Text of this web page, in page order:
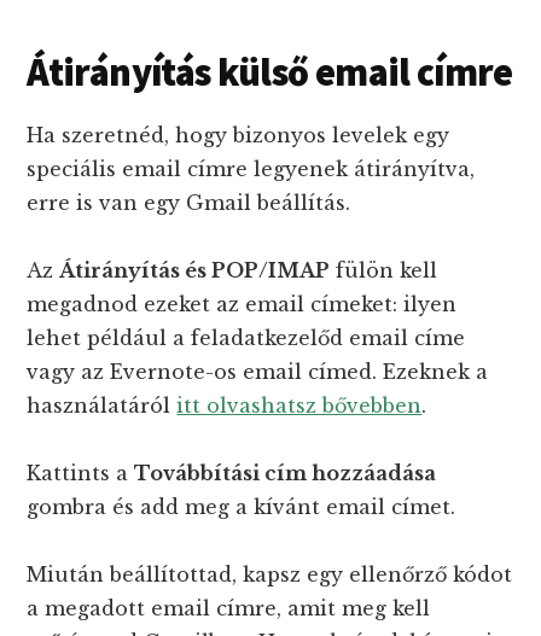
Átirányítás külső email címre
Ha szeretnéd, hogy bizonyos levelek egy
speciális email címre legyenek átirányítva,
erre is van egy Gmail beállítás.
Az Átirányítás és POP/IMAP fülön kell
megadnod ezeket az email címeket: ilyen
lehet például a feladatkezelőd email címe
vagy az Evernote-os email címed. Ezeknek a
használatárólitt olvashatsz bővebben.
Kattints aTovábbítási cím hozzáadása
gombra és add meg a kívánt email címet.
Miután beállítottad, kapsz egy ellenőrző kódot
a megadott email címre, amit meg kell